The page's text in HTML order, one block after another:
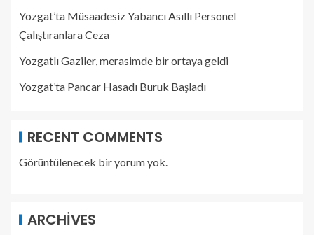
Yozgat’ta Müsaadesiz Yabancı Asıllı Personel
Çalıştıranlara Ceza
Yozgatlı Gaziler, merasimde bir ortaya geldi
Yozgat’ta Pancar Hasadı Buruk Başladı
RECENT COMMENTS
Görüntülenecek bir yorum yok.
ARCHIVES